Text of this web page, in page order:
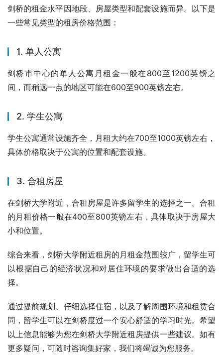
剑桥的租金水平因地段、房屋类型和配套设施而异。以下是
一些常见类型的租房价格范围：
1. 单人公寓
剑桥市中心的单人公寓月租金一般在800至1200英镑之
间，而稍远一点的地区可能在600至900英镑左右。
2. 学生公寓
学生公寓通常设施齐全，月租大约在700至1000英镑左右，
具体价格取决于公寓的位置和配套设施。
3. 合租房屋
在剑桥大学附近，合租房屋是许多留学生的选择之一。合租
的月租价格一般在400至800英镑左右，具体取决于房屋大
小和位置。
综合来看，剑桥大学附近租房的月租金范围较广，留学生可
以根据自己的经济状况和对居住环境的要求做出合适的选
择。
通过提前规划、仔细选择住宿，以及了解周围环境和租赁合
同，留学生可以在剑桥度过一个安心舒适的学习时光。希望
以上信息能够为您在剑桥大学附近租房提供一些建议。如有
更多疑问，可随时咨询集好家，我们将竭诚为您服务。